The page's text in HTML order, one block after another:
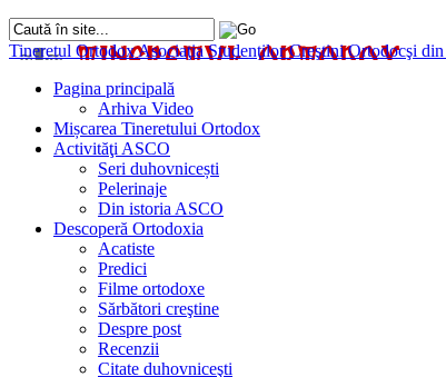
Tineretul OrtodoxAsociaţia Studenţilor Creştini Ortodocşi
Pagina principală
Arhiva Video
Mișcarea Tineretului Ortodox
Activităţi ASCO
Seri duhovnicești
Pelerinaje
Din istoria ASCO
Descoperă Ortodoxia
Acatiste
Predici
Filme ortodoxe
Sărbători creştine
Despre post
Recenzii
Citate duhovniceşti